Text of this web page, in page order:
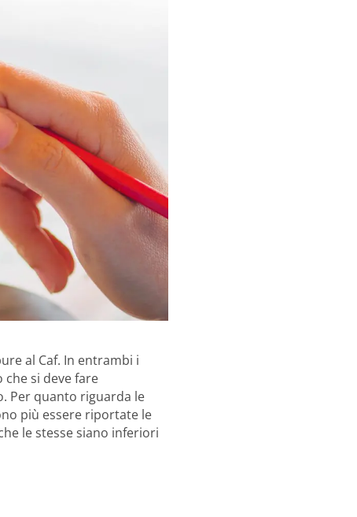
al Caf. In entrambi i
che si deve fare
Per quanto riguarda le
più essere riportate le
le stesse siano inferiori